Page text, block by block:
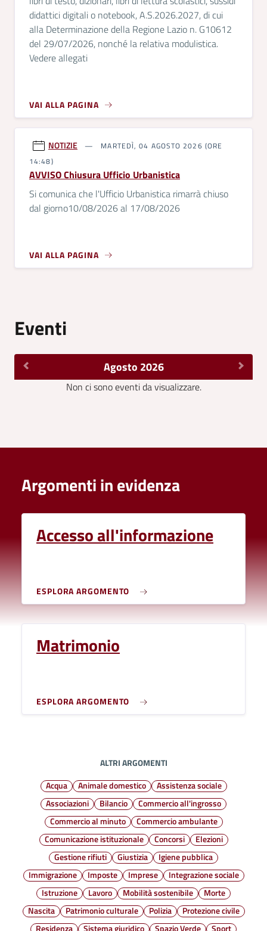
didattici digitali o notebook, A.S.2026.2027, di cui
alla Determinazione della Regione Lazio n. G10612
del 29/07/2026, nonché la relativa modulistica.
Vedere allegati
VAI ALLA PAGINA
NOTIZIE
MARTEDÌ, 04 AGOSTO 2026 (ORE
14:48)
AVVISO Chiusura Ufficio Urbanistica
Si comunica che l'Ufficio Urbanistica rimarrà chiuso
dal giorno10/08/2026 al 17/08/2026
VAI ALLA PAGINA
Eventi
Agosto 2026
Non ci sono eventi da visualizzare.
Argomenti in evidenza
Accesso all'informazione
ESPLORA ARGOMENTO
Matrimonio
ESPLORA ARGOMENTO
ALTRI ARGOMENTI
Acqua
Animale domestico
Assistenza sociale
Associazioni
Bilancio
Commercio all'ingrosso
Commercio al minuto
Commercio ambulante
Comunicazione istituzionale
Concorsi
Elezioni
Gestione rifiuti
Giustizia
Igiene pubblica
Immigrazione
Imposte Imprese
Integrazione sociale
Istruzione
Lavoro Mobilità sostenibile
Morte
Nascita
Patrimonio culturale Polizia
Protezione civile
Residenza
Sistema giuridico Spazio Verde
Sport